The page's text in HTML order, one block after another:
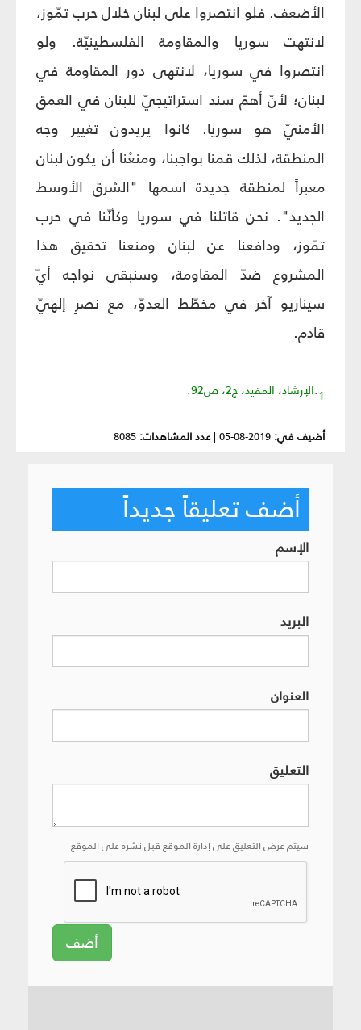
الأضعف. فلو انتصروا على لبنان خلال حرب تمّوز،
لانتهت سوريا والمقاومة الفلسطينيّة. ولو
انتصروا في سوريا، لانتهى دور المقاومة في
لبنان؛ لأنّ أهمّ سند استراتيجيّ للبنان في العمق
الأمنيّ هو سوريا. كانوا يريدون تغيير وجه
المنطقة، لذلك قمنا بواجبنا، ومنعْنا أن يكون لبنان
معبراً لمنطقة جديدة اسمها "الشرق الأوسط
الجديد". نحن قاتلنا في سوريا وكأنّنا في حرب
تمّوز، ودافعنا عن لبنان ومنعنا تحقيق هذا
المشروع ضدّ المقاومة، وسنبقى نواجه أيّ
سيناريو آخر في مخطّط العدوّ، مع نصرٍ إلهيّ
قادم.
1.الإرشاد، المفيد، ج2، ص92.
أضيف في: 2019-08-05
|عدد المشاهدات: 8085
أضف تعليقاً جديداً
الإسم
البريد
العنوان
التعليق
سيتم عرض التعليق على إدارة الموقع قبل نشره على الموقع
أضف